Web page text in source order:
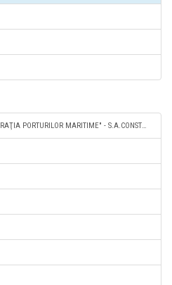
1. COMPANIA NAŢIONALĂ "ADMINISTRAŢIA PORTURILOR MARITIME" - S.A.CONSTANŢA